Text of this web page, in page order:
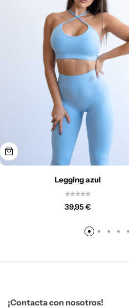
Legging azul
39,95€
¡Contacta con nosotros!